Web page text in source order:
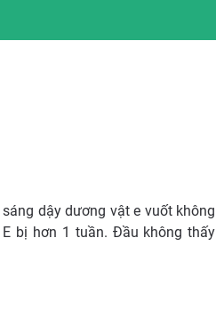
dậy dương vật e vuốt không
bị hơn 1 tuần. Đầu không thấy